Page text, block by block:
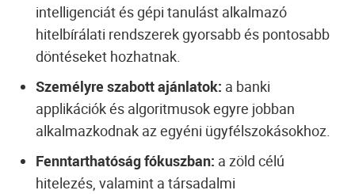
intelligenciát és gépi tanulást alkalmazó
hitelbírálati rendszerek gyorsabb és pontosabb
döntéseket hozhatnak.
Személyre szabott ajánlatok: a banki
applikációk és algoritmusok egyre jobban
alkalmazkodnak az egyéni ügyfélszokásokhoz.
Fenntarthatóság fókuszban: a zöld célú
hitelezés, valamint a társadalmi